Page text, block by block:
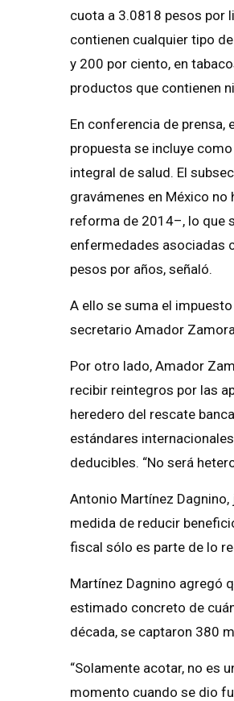
cuota a 3.0818 pesos por
contienen cualquier tipo
y 200 por ciento, en
productos que contienen
En conferencia de
propuesta se incluye
integral de salud. El
gravámenes en México
reforma de 2014–, lo que
enfermedades asociadas
pesos por años, señaló.
A ello se suma el
secretario Amador
Por otro lado, Amador
recibir reintegros por las
heredero del rescate
estándares
deducibles. “No será
Antonio Martínez
medida de reducir
fiscal sólo es parte de lo
Martínez Dagnino agregó
estimado concreto de
década, se captaron 380
“Solamente acotar, no es
momento cuando se dio